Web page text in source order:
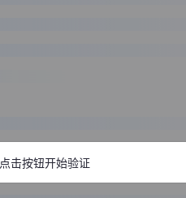
点击按钮开始验证